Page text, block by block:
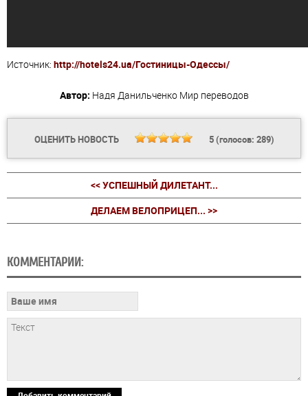
Источник: http://hotels24.ua/Гостиницы-Одессы/
Автор: Надя Данильченко Мир переводов
ОЦЕНИТЬ НОВОСТЬ 5(голосов: 289)
<< УСПЕШНЫЙ ДИЛЕТАНТ...
ДЕЛАЕМ ВЕЛОПРИЦЕП... >>
КОММЕНТАРИИ: